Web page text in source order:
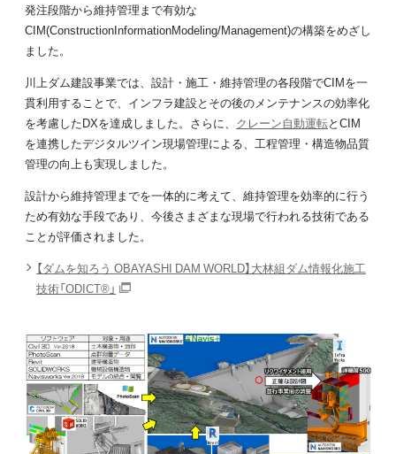
発注段階から維持管理まで有効な
CIM(ConstructionInformationModeling/Management)の構築をめざし
ました。
川上ダム建設事業では、設計・施工・維持管理の各段階でCIMを一
貫利用することで、 インフラ建設とその後のメンテナンスの効率化
を考慮したDXを達成しました。さらに、 クレーン自動運転とCIM
を連携したデジタルツイン現場管理による、工程管理・構造物品質
管理の向上も実現しました。
設計から維持管理までを一体的に考えて、維持管理を効率的に行う
ため有効な手段であり、今後さまざまな現場で行われる技術である
ことが評価されました。
【ダムを知ろう OBAYASHI DAM WORLD】大林組ダム情報化施工
技術「ODICT®」